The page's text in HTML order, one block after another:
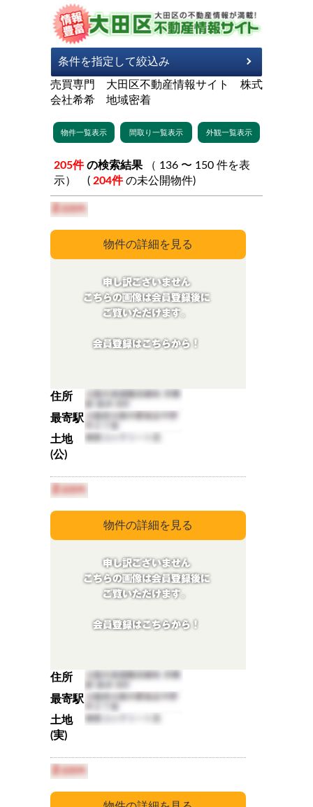
売買専門 大田区不動産情報サイト 株式
会社希希 地域密着
205件 の検索結果
示） ( 204件 の未公開物件)
住所
最寄駅
土地
(公)
住所
最寄駅
土地
(実)